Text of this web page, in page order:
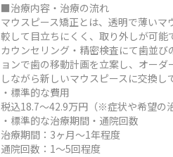
■治療内容・治療の流れ
マウスピース矯正とは、透明で薄い
較して目立ちにくく、取り外しが可能
カウンセリング・精密検査にて歯並
ョンで歯の移動計画を立案し、オー
しながら新しいマウスピースに交換
・標準的な費用
税込18.7～42.9万円（※症状や希望の
・標準的な治療期間・通院回数
治療期間：3ヶ月～1年程度
通院回数：1～5回程度